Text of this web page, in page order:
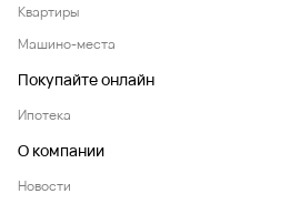
Квартиры
Машино-места
Покупайте онлайн
Ипотека
О компании
Новости